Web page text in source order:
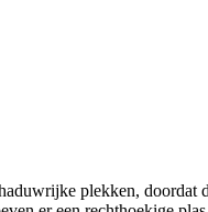
plekken, doordat